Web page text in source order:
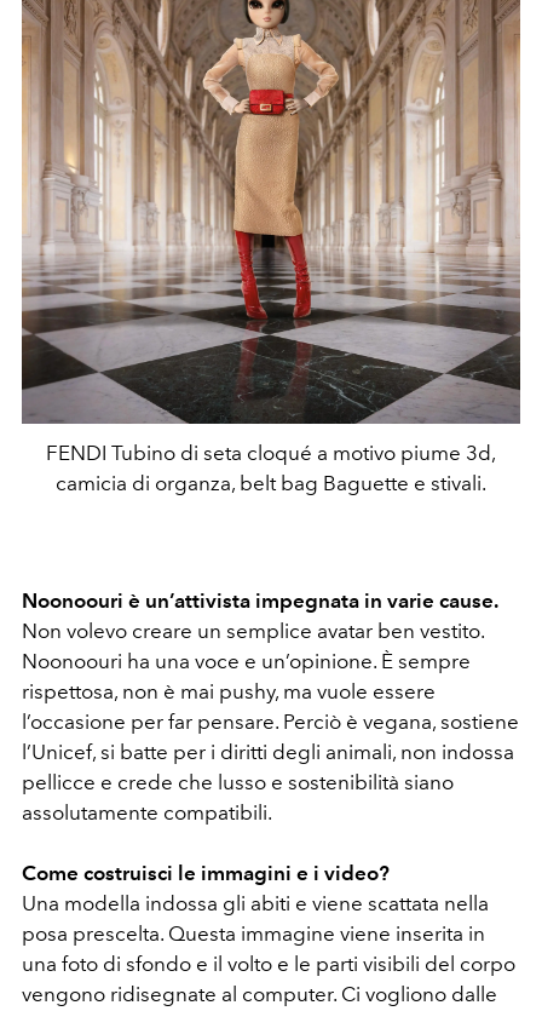
FENDI Tubino di seta cloqué a motivo piume 3d,
camicia di organza, belt bag Baguette e stivali.
Noonoouri è un’attivista impegnata in varie cause.
Non volevo creare un semplice avatar ben vestito.
Noonoouri ha una voce e un’opinione. È sempre
rispettosa, non è mai pushy, ma vuole essere
l’occasione per far pensare. Perciò è vegana, sostiene
l’Unicef, si batte per i diritti degli animali, non indossa
pellicce e crede che lusso e sostenibilità siano
assolutamente compatibili.
Come costruisci le immagini e i video?
Una modella indossa gli abiti e viene scattata nella
posa prescelta. Questa immagine viene inserita in
una foto di sfondo e il volto e le parti visibili del corpo
vengono ridisegnate al computer. Ci vogliono dalle